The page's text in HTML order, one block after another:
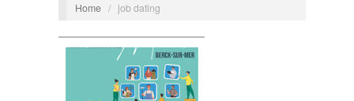
Home / job dating